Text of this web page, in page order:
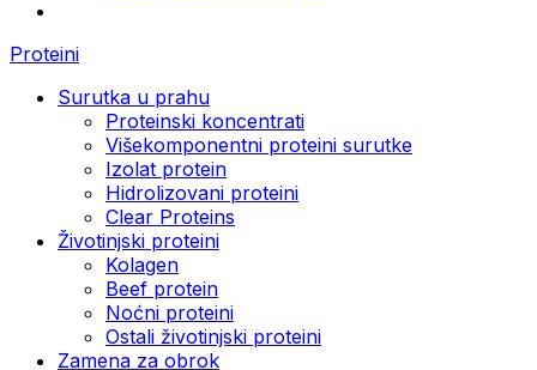
Proteini
Surutka u prahu
Proteinski koncentrati
Višekomponentni proteini surutke
Izolat protein
Hidrolizovani proteini
Clear Proteins
Životinjski proteini
Kolagen
Beef protein
Noćni proteini
Ostali životinjski proteini
Zamena za obrok